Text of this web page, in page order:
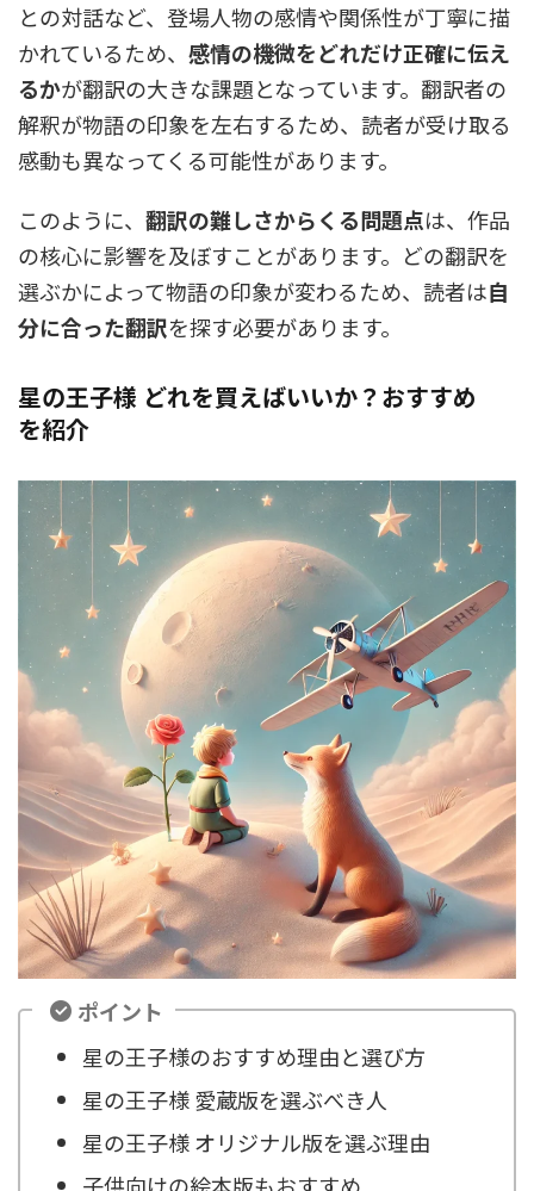
との対話など、登場人物の感情や関係性が丁寧に描
かれているため、 感情の機微をどれだけ正確に伝え
るかが翻訳の大きな課題となっています。翻訳者の
解釈が物語の印象を左右するため、読者が受け取る
感動も異なってくる可能性があります。
このように、 翻訳の難しさからくる問題点は、作品
の核心に影響を及ぼすことがあります。どの翻訳を
選ぶかによって物語の印象が変わるため、読者は自
分に合った翻訳を探す必要があります。
星の王子様 どれを買えばいいか？おすすめ
を紹介
ポイント
星の王子様のおすすめ理由と選び方
星の王子様 愛蔵版を選ぶべき人
星の王子様 オリジナル版を選ぶ理由
子供向けの絵本版もおすすめ